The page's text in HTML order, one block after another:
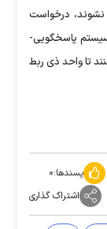
نشوند، درخواست
پاسخگویی-
تا واحد ذی ربط
پسندها:۰
اشتراک گذاری